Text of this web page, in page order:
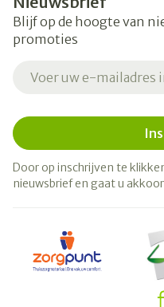
Blijf op de hoogte van
promoties
Door op inschrijven te
nieuwsbrief en gaat u